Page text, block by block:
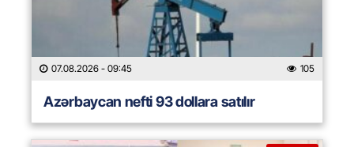
07.08.2026 - 09:45 105
Azərbaycan nefti 93 dollara satılır